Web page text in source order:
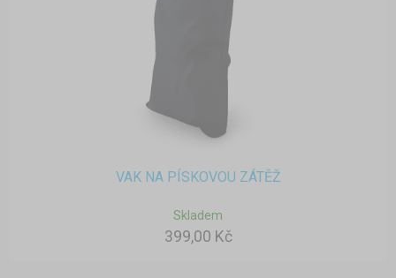
VAK NA PÍSKOVOU ZÁTĚŽ
Skladem
399,00 Kč